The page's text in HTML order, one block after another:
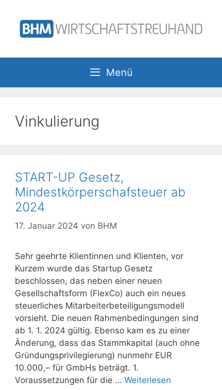
Inhalt
springen
Menü
Vinkulierung
START-UP Gesetz,
Mindestkörperschafsteuer ab
2024
17. Januar 2024 von BHM
Sehr geehrte Klientinnen und Klienten, vor
Kurzem wurde das Startup Gesetz
beschlossen, das neben einer neuen
Gesellschaftsform (FlexCo) auch ein neues
steuerliches Mitarbeiterbeteiligungsmodell
vorsieht. Die neuen Rahmenbedingungen sind
ab 1. 1. 2024 gültig. Ebenso kam es zu einer
Änderung, dass das Stammkapital (auch ohne
Gründungsprivilegierung) nunmehr EUR
10.000,– für GmbHs beträgt. 1.
Voraussetzungen für die … Weiterlesen